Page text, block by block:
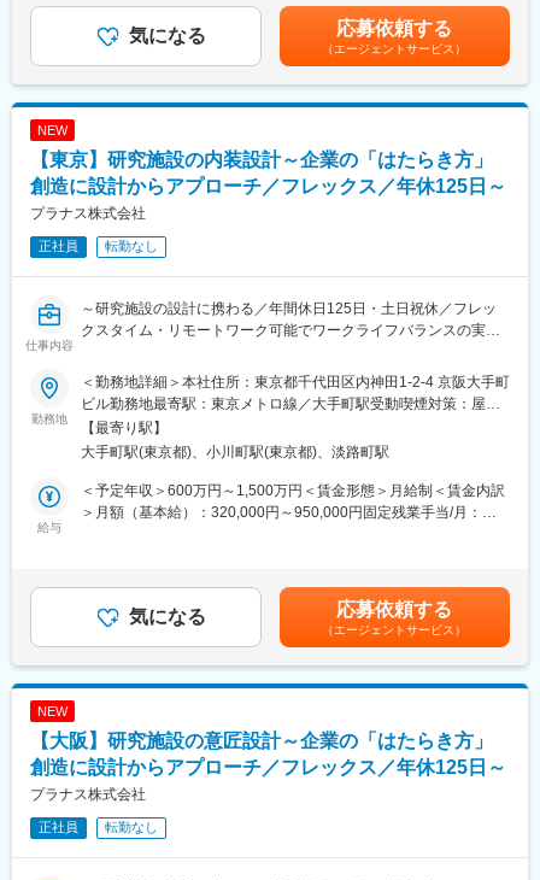
し】
えています。
＜エリア＞全国各地
＜工期＞約3～4年のものが多くなっています。
平米
入社後には導入研修を実施いたします。また現場配属後にはOJT
を通じて業務を学んでいただきます。
また、会社内での社員同士の距離感も近いため1on1の実施など、
サポート体制も万全です！
■組織構成について：
5～8名）
内訳としては、意匠設計が5ユニット、内装設計が2ユニットとな
完全週休二日およびフレックスタイム制を取っているため、裁量
度の高い働き方が可能となっています。また、状況に応じてリモ
での出張は盛んに生じます。
実際に使うユーザー（研究者）に直接ヒアリングやワークショッ
プをしながら、企業のイノベーションを支える空間を共に創って
いくので、設計者としてのやりがいを感じられる仕事です。
変更の範囲：本文参照
年齢、経験によって年収は考慮させて頂きます。■賞与：年2回
夏季賞与7月、冬季賞与12月■決算賞与：9月 会社業績に応じて支
給。直近5期連続支給の実績。賃金はあくまでも目安の金額であ
り、選考を通じて上下する可能性があります。月給(月額)は固定手
当を含めた表記です。
気になる 応募依頼する
（エージェントサービス）
NEW
【東京】研究施設の内装設計～企業の「はたらき方」
創造に設計からアプローチ／フレックス／年休125日～
プラナス株式会社
正社員 転勤なし
仕事内容
～研究施設の設計に携わる／年間休日125日・土日祝休／フレッ
クスタイム・リモートワーク可能でワークライフバランスの実現
■業務内容：
研究施設の設計に特化した国内有数の建築設計事務所である当社
にて、内装設計職（インテリアデザイナー）をお任せします。
企業の研究所/本社/イノベーション施設などに対して、企画提案、
設計、工事監理まで一気通貫で実施いたします。
★建築設計者だけでなく元研究者、クリエイティブディレクタ
し】
えています。
＜エリア＞全国各地
＜工期＞約3～4年のものが多くなっています。
平米
勤務地
＜勤務地詳細＞本社住所：東京都千代田区内神田1-2-4 京阪大手町
ビル勤務地最寄駅：東京メトロ線／大手町駅受動喫煙対策：屋内
全面禁煙変更の範囲：会社の定める事業所
【最寄り駅】
大手町駅(東京都)、小川町駅(東京都)、淡路町駅
給与
＜予定年収＞600万円～1,500万円＜賃金形態＞月給制＜賃金内訳
＞月額（基本給）：320,000円～950,000円固定残業手当/月：
年齢、経験によって年収は考慮させて頂きます。■賞与：年2回
決算賞与：年1回（会社業績に応じて支給。直近5期連続支給の実
績）賃金はあくまでも目安の金額であり、選考を通じて上下する
可能性があります。月給(月額)は固定手当を含めた表記です。
気になる 応募依頼する
（エージェントサービス）
NEW
【大阪】研究施設の意匠設計～企業の「はたらき方」
創造に設計からアプローチ／フレックス／年休125日～
プラナス株式会社
正社員 転勤なし